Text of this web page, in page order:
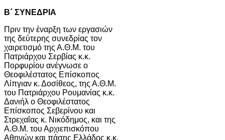
Β´ ΣΥΝΕΔΡΙΑ
Πριν την έναρξη των εργασιών
της δεύτερης συνεδρίας τον
χαιρετισμό της Α.Θ.Μ. του
Πατριάρχου Σερβίας κ.κ.
Πορφυρίου ανέγνωσε ο
Θεοφιλέστατος Επίσκοπος
Λίπγιαν κ. Δοσίθεος, της Α.Θ.Μ.
του Πατριάρχου Ρουμανίας κ.κ.
Δανιήλ ο Θεοφιλέστατος
Επίσκοπος Σεβερίνου και
Στρεχαΐας κ. Νικόδημος, και της
Α.Θ.Μ. του Αρχιεπισκόπου
Αθηνών και πάσης Ελλάδος κ.κ.